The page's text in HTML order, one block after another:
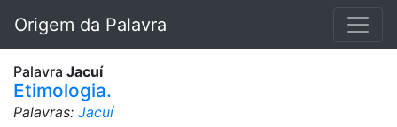
Origem da Palavra
Palavra Jacuí
Etimologia.
Palavras: Jacuí